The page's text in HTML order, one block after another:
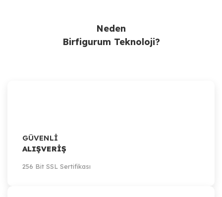
Neden
Birfigurum Teknoloji?
GÜVENLİ
ALIŞVERİŞ
256 Bit SSL Sertifikası